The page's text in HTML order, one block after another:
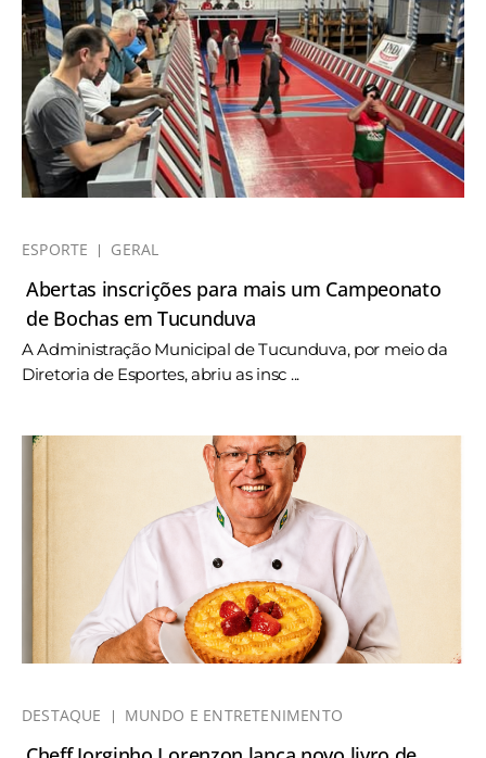
ESPORTE GERAL
Abertas inscrições para mais um Campeonato
de Bochas em Tucunduva
A Administração Municipal de Tucunduva, por meio da
Diretoria de Esportes, abriu as insc ...
DESTAQUE MUNDO E ENTRETENIMENTO